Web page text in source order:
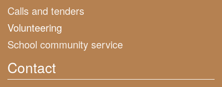
Calls and tenders
Volunteering
School community service
Contact